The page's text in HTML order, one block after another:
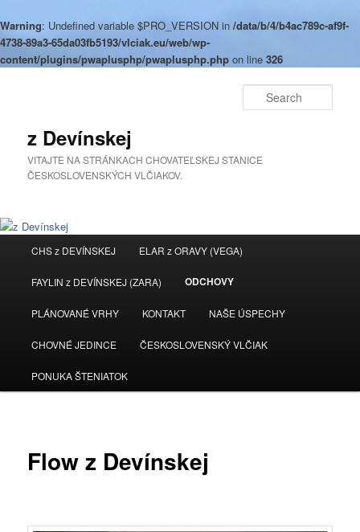
Warning: Undefined variable $PRO_VERSION in /data/b/4/b4ac789c-af9f-
4738-89a3-65da03fb5193/vlciak.eu/web/wp-
content/plugins/pwaplusphp/pwaplusphp.php on line 326
z Devínskej
VITAJTE NA STRÁNKACH CHOVATEĽSKEJ STANICE
ČESKOSLOVENSKÝCH VLČIAKOV.
Skip
to
primary
CHS z DEVÍNSKEJ ELAR z ORAVY (VEGA)
FAYLIN z DEVÍNSKEJ (ZARA) ODCHOVY
PLÁNOVANÉ VRHY KONTAKT NAŠE ÚSPECHY
CHOVNÉ JEDINCE ČESKOSLOVENSKÝ VLČIAK
PONUKA ŠTENIATOK
Flow z Devínskej